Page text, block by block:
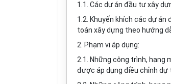
1.1. Các dự án đầu tư xây
1.2. Khuyến khích các dự
toán xây dựng theo hướng
2. Phạm vi áp dụng:
2.1. Những công trình,
được áp dụng điều chỉnh dự